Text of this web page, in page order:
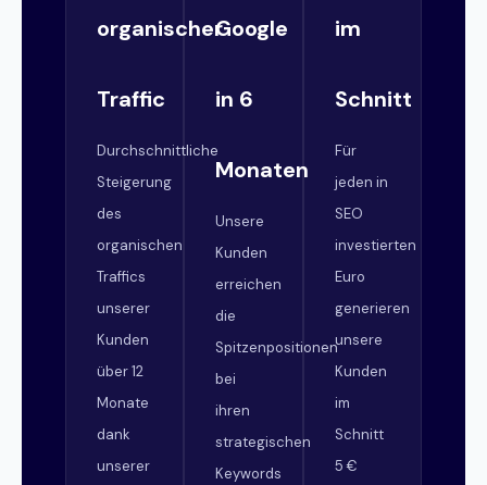
organischer
Traffic
Durchschnittliche
Steigerung
des
organischen
Traffics
unserer
Kunden
über 12
Monate
dank
unserer
Google
in 6
Monaten
Unsere
Kunden
erreichen
die
Spitzenpositionen
bei
ihren
strategischen
Keywords
im
Schnitt
Für
jeden in
SEO
investierten
Euro
generieren
unsere
Kunden
im
Schnitt
5 €